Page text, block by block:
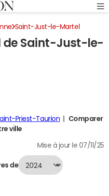
Saint-Just-le-Martel
de Saint-Just-le-
Priest-Taurion
Comparer
ville
Mise à jour le 07/11/25
de